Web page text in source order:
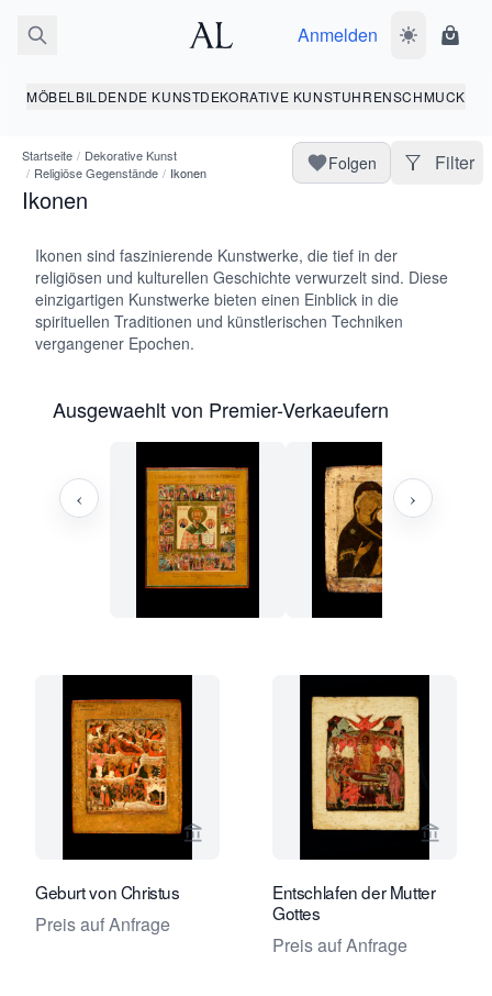
Anmelden
MÖBEL BILDENDE KUNSTDEKORATIVE KUNSTUHRENSCHMUCK
Startseite / Dekorative Kunst
/ Religiöse Gegenstände / Ikonen
Ikonen
Folgen Filter
Ikonen sind faszinierende Kunstwerke, die tief in der
religiösen und kulturellen Geschichte verwurzelt sind. Diese
einzigartigen Kunstwerke bieten einen Einblick in die
spirituellen Traditionen und künstlerischen Techniken
vergangener Epochen.
Ausgewaehlt von Premier-Verkaeufern
‹ ›
Verkaeuferseite von Jan Morsink
Geburt von Christus
Preis auf Anfrage
Entschlafen der Mutter
Gottes
Preis auf Anfrage